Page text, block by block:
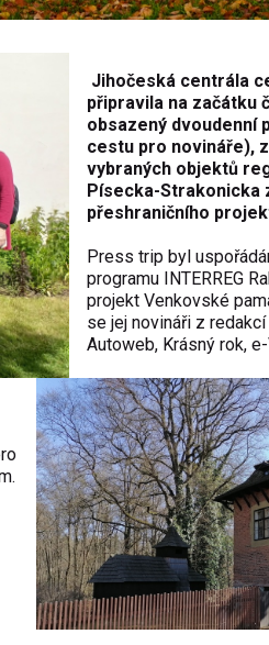
Jihočeská centrála
připravila na začátku
obsazený dvoudenní
cestu pro novináře),
vybraných objektů
Písecka-Strakonicka
přeshraničního
Press trip byl
programu INTERREG
projekt Venkovské
se jej novináři z
Autoweb, Krásný rok,